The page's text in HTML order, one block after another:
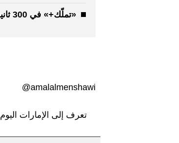
«تملّك+» في 300 ثانية
amalalmenshawi@
تعرف إلى الإمارات اليوم